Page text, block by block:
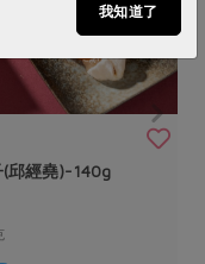
(邱經堯)-140g
我知道了